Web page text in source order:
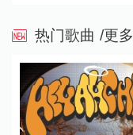
热门歌曲 /更多